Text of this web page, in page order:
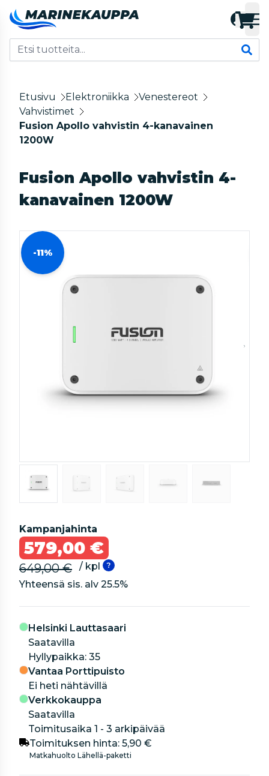
Etusivu Elektroniikka
Venestereot
Vahvistimet
Fusion Apollo vahvistin 4-kanavainen
1200W
Fusion Apollo vahvistin 4-
kanavainen 1200W
-11%
Kampanjahinta
579,00 €
649,00 €
/ kpl
Yhteensä sis. alv 25.5%
Helsinki Lauttasaari
Saatavilla
hyllypaikka: 35
Vantaa Porttipuisto
Ei heti nähtävillä
Verkkokauppa
Saatavilla
Toimitusaika 1 - 3 arkipäivää
Toimituksen hinta: 5,90 €
Matkahuolto Lähellä-paketti